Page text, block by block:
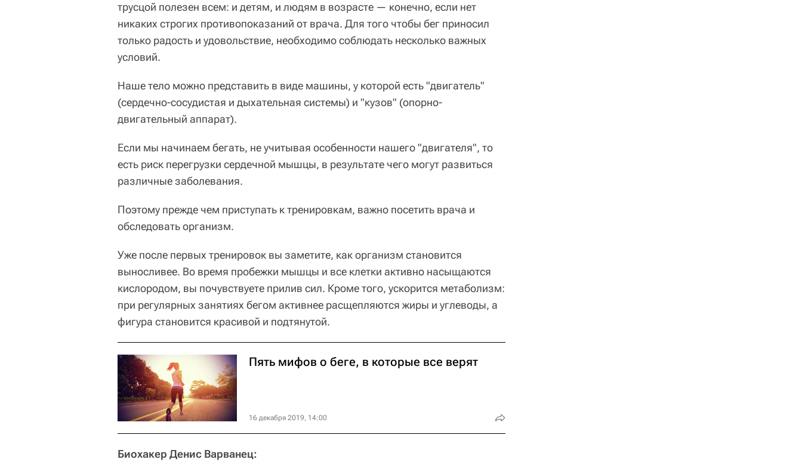
трусцой полезен всем: и детям, и людям в возрасте — конечно, если нет
никаких строгих противопоказаний от врача. Для того чтобы бег приносил
только радость и удовольствие, необходимо соблюдать несколько важных
условий.
Наше тело можно представить в виде машины, у которой есть "двигатель"
(сердечно-сосудистая и дыхательная системы) и "кузов" (опорно-
двигательный аппарат).
Если мы начинаем бегать, не учитывая особенности нашего "двигателя", то
есть риск перегрузки сердечной мышцы, в результате чего могут развиться
различные заболевания.
Поэтому прежде чем приступать к тренировкам, важно посетить врача и
обследовать организм.
Уже после первых тренировок вы заметите, как организм становится
выносливее. Во время пробежки мышцы и все клетки активно насыщаются
кислородом, вы почувствуете прилив сил. Кроме того, ускорится метаболизм:
при регулярных занятиях бегом активнее расщепляются жиры и углеводы, а
фигура становится красивой и подтянутой.
Пять мифов о беге, в которые все верят
16 декабря 2019, 14:00
Биохакер Денис Варванец: